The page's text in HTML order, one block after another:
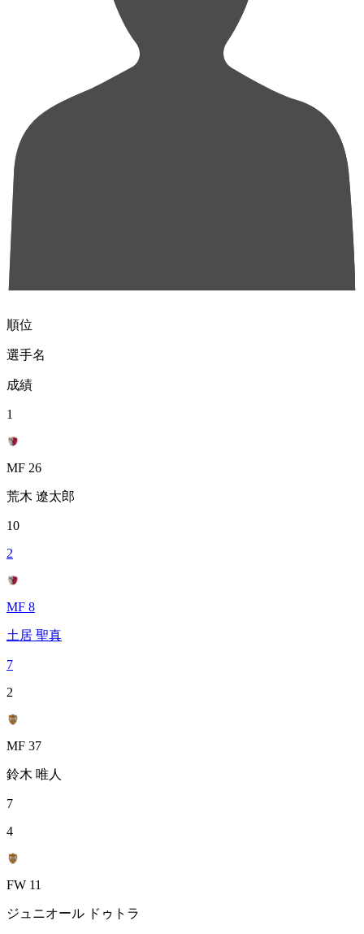
順位
選手名
成績
1
MF 26
荒木 遼太郎
10
2
MF 8
土居 聖真
7
2
MF 37
鈴木 唯人
7
4
FW 11
ジュニオール ドゥトラ